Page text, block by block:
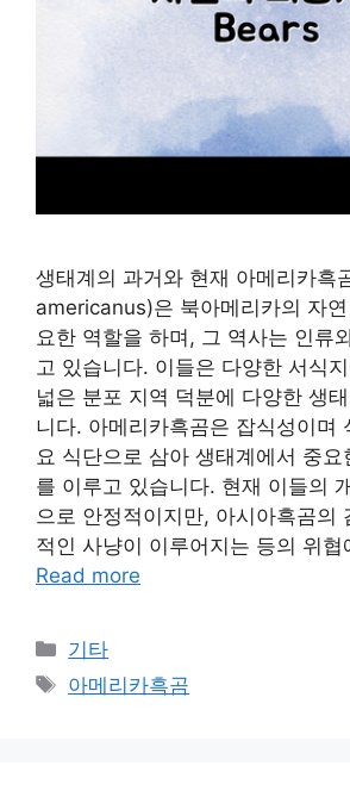
생태계의 과거와 현재 아메리카흑
americanus)은 북아메리카의 자
요한 역할을 하며, 그 역사는 인류
고 있습니다. 이들은 다양한 서식
넓은 분포 지역 덕분에 다양한 생
니다. 아메리카흑곰은 잡식성이며
요 식단으로 삼아 생태계에서 중요
를 이루고 있습니다. 현재 이들의
으로 안정적이지만, 아시아흑곰의
적인 사냥이 이루어지는 등의 위
Read more
Categories
기타
Tags
아메리카흑곰